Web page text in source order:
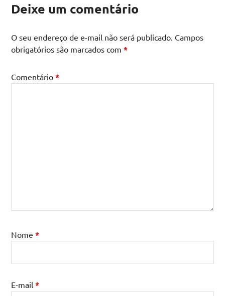
Deixe um comentário
O seu endereço de e-mail não será publicado. Campos
obrigatórios são marcados com*
Comentário*
Nome*
E-mail*